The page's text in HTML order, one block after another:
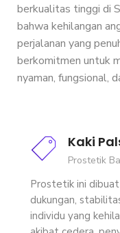
berkualitas tinggi di
bahwa kehilangan
perjalanan yang
berkomitmen untuk
nyaman, fungsional,
Kaki
Prostetik
Prostetik ini
dukungan,
individu yang